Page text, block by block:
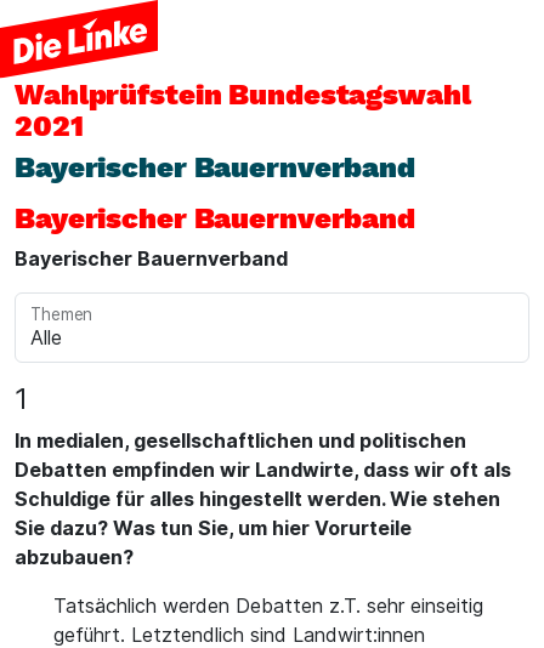
Wahlprüfstein Bundestagswahl
2021
Bayerischer Bauernverband
Bayerischer Bauernverband
Bayerischer Bauernverband
Themen
1
In medialen, gesellschaftlichen und politischen
Debatten empfinden wir Landwirte, dass wir oft als
Schuldige für alles hingestellt werden. Wie stehen
Sie dazu? Was tun Sie, um hier Vorurteile
abzubauen?
Tatsächlich werden Debatten z.T. sehr einseitig
geführt. Letztendlich sind Landwirt:innen